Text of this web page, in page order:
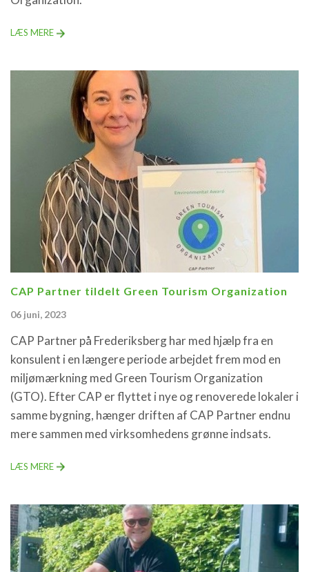
LÆS MERE
CAP Partner tildelt Green Tourism Organization
06 juni, 2023
CAP Partner på Frederiksberg har med hjælp fra en
konsulent i en længere periode arbejdet frem mod en
miljømærkning med Green Tourism Organization
(GTO). Efter CAP er flyttet i nye og renoverede lokaler i
samme bygning, hænger driften af CAP Partner endnu
mere sammen med virksomhedens grønne indsats.
LÆS MERE